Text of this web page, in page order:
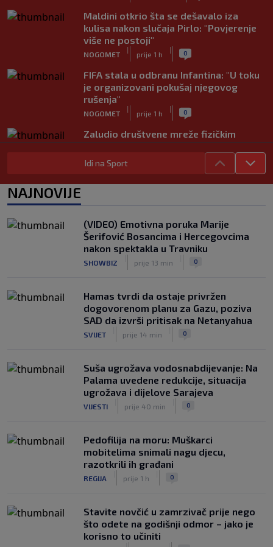
Maldini otkrio šta se dešavalo iza
kulisa nakon slučaja Pirlo: "Povjerenje
više ne postoji"
NOGOMET
|
prije 1 h
| 0
FIFA stala u odbranu Infantina: "U toku
je organizovani pokušaj njegovog
rušenja"
NOGOMET
|
prije 1 h
| 0
Zaludio društvene mreže fizičkim
izgledom, ali Okoye spušta loptu: "Ja
sam prije svega golman" (FOTO+VIDEO)
|
ko je čovjek ispred njega
VIRALNO
| 0
Modrić bi mogao dobiti neočekivanu
ulogu u Milanu: Gazzetta nagovijestila
Idi na Sport
NAJNOVIJE
(VIDEO) Emotivna poruka Marije
Šerifović Bosancima i Hercegovcima
nakon spektakla u Travniku
SHOWBIZ prije 13 min 0
Hamas tvrdi da ostaje privržen
dogovorenom planu za Gazu, poziva
SAD da izvrši pritisak na Netanyahua
SVIJET prije 14 min 0
Suša ugrožava vodosnabdijevanje: Na
Palama uvedene redukcije, situacija
ugrožava i dijelove Sarajeva
VIJESTI prije 40 min 0
Pedofilija na moru: Muškarci
mobitelima snimali nagu djecu,
razotkrili ih građani
REGIJA prije 1 h 0
Stavite novčić u zamrzivač prije nego
što odete na godišnji odmor – jako je
korisno to učiniti